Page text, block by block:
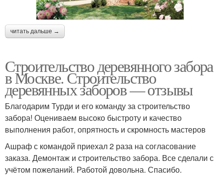
читать дальше →
Строительство деревянного забора
в Москве. Строительство
деревянных заборов — отзывы
Благодарим Турди и его команду за строительство
забора! Оцениваем высоко быстроту и качество
выполнения работ, опрятность и скромность мастеров
Ашраф с командой приехал 2 раза на согласование
заказа. Демонтаж и строительство забора. Все сделали с
учётом пожеланий. Работой довольна. Спасибо.